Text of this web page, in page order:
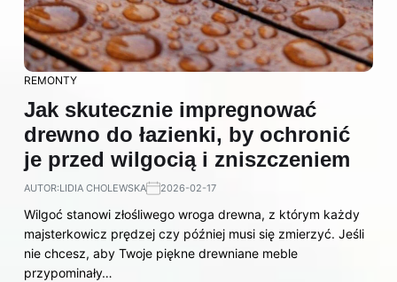
REMONTY
Jak skutecznie impregnować
drewno do łazienki, by ochronić
je przed wilgocią i zniszczeniem
AUTOR:LIDIA CHOLEWSKA 2026-02-17
Wilgoć stanowi złośliwego wroga drewna, z którym każdy
majsterkowicz prędzej czy później musi się zmierzyć. Jeśli
nie chcesz, aby Twoje piękne drewniane meble
przypominały…